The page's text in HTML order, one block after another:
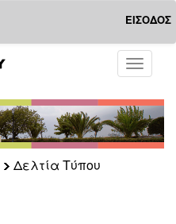
ΕΙΣΟΔΟΣ
Toggle
Δελτία Τύπου